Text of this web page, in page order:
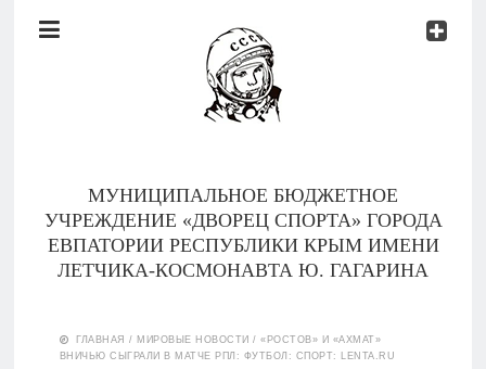
Документы
МУНИЦИПАЛЬНОЕ БЮДЖЕТНОЕ
УЧРЕЖДЕНИЕ «ДВОРЕЦ СПОРТА» ГОРОДА
ЕВПАТОРИИ РЕСПУБЛИКИ КРЫМ ИМЕНИ
ЛЕТЧИКА-КОСМОНАВТА Ю. ГАГАРИНА
ГЛАВНАЯ / МИРОВЫЕ НОВОСТИ /«РОСТОВ» И «АХМАТ»
ВНИЧЬЮ СЫГРАЛИ В МАТЧЕ РПЛ: ФУТБОЛ: СПОРТ: LENTA.RU